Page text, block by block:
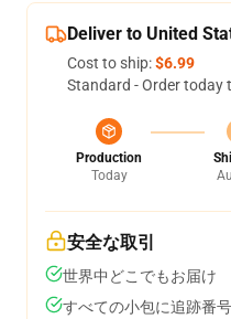
Deliver to United
Cost to ship:$6.99
Standard - Order today
Production
Today
安全な取引
世界中どこでもお届け
すべての小包に追跡番